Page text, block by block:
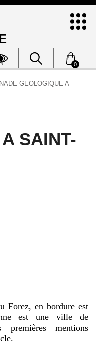
0
GEOLOGIQUE A
SAINT-
Forez, en bordure est
est une ville de
mentions